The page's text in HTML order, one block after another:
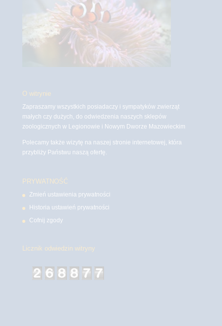
O witrynie
Zapraszamy wszystkich posiadaczy i sympatyków zwierząt
małych czy dużych, do odwiedzenia naszych sklepów
zoologicznych w Legionowie i Nowym Dworze Mazowieckim
Polecamy także wizytę na naszej stronie internetowej, która
przybliży Państwu naszą ofertę.
PRYWATNOŚĆ
Zmień ustawienia prywatności
Historia ustawień prywatności
Cofnij zgody
Licznik odwiedzin witryny